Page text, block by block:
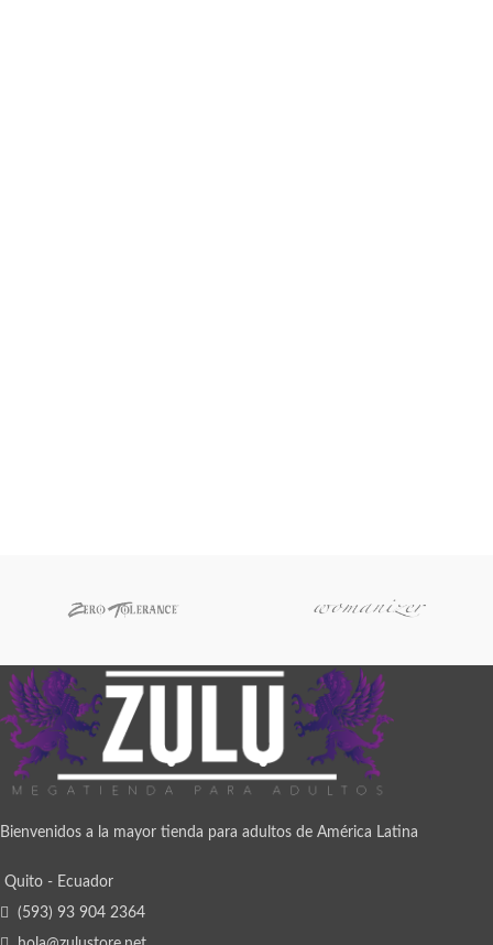
Bienvenidos a la mayor tienda para adultos de América Latina
Quito - Ecuador
(593) 93 904 2364